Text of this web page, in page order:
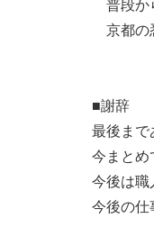
京都の
■謝辞
最後まで
今まとめ
今後は
今後の仕